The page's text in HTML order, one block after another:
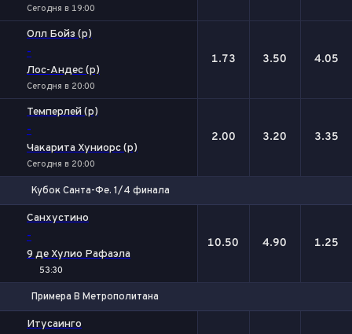
Сегодня в 19:00
Олл Бойз (р)
-
Лос-Андес (р)
Сегодня в 20:00
1.73 3.50 4.05
Темперлей (р)
-
Чакарита Хуниорс (р)
Сегодня в 20:00
2.00 3.20 3.35
Кубок Санта-Фе. 1/4 финала
Санхустино
-
9 де Хулио Рафаэла
53:30
10.50 4.90 1.25
Примера B Метрополитана
Итусаинго